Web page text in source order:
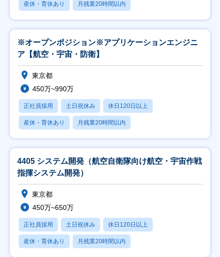
産休・育休あり 月残業20時間以内
※オープンポジション※アプリケーションエンジニ
ア【航空・宇宙・防衛】
東京都
450万~990万
正社員採用 土日祝休み 休日120日以上
産休・育休あり 月残業20時間以内
4405 システム開発（航空自衛隊向け航空・宇宙作戦
指揮システム開発）
東京都
450万~650万
正社員採用 土日祝休み 休日120日以上
産休・育休あり 月残業20時間以内